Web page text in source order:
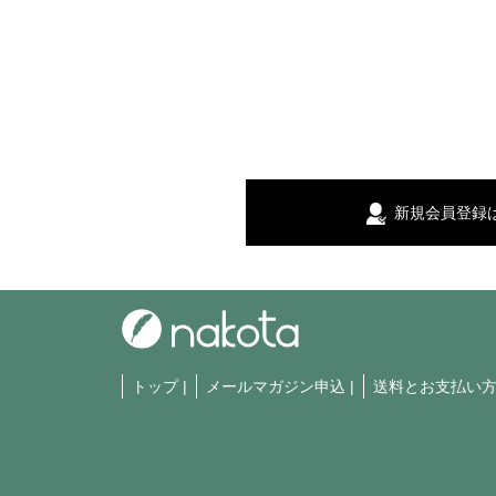
新規会員登録
トップ| メールマガジン申込 | 送料とお支払い